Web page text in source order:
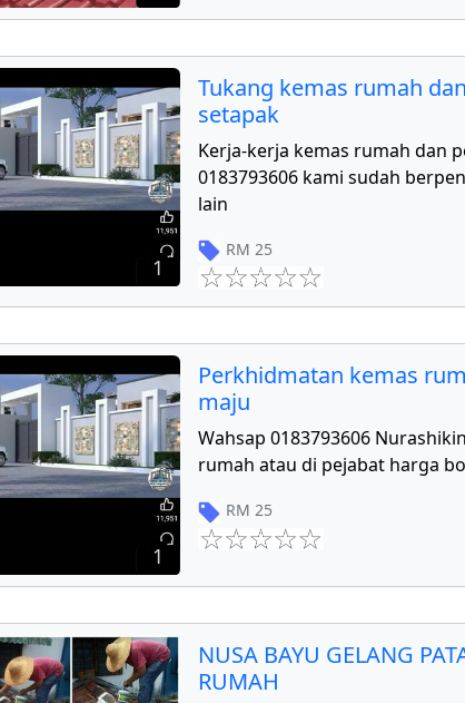
1
Tukang kemas rumah
setapak
Kerja-kerja kemas rumah dan
0183793606 kami sudah
lain
RM 25
1
Perkhidmatan kemas
maju
Wahsap 0183793606
rumah atau di pejabat harga
RM 25
NUSA BAYU GELANG
RUMAH